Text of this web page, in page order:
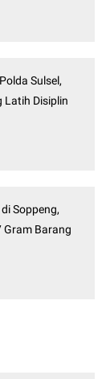
Sulsel,
Latih Disiplin
Soppeng,
Gram Barang